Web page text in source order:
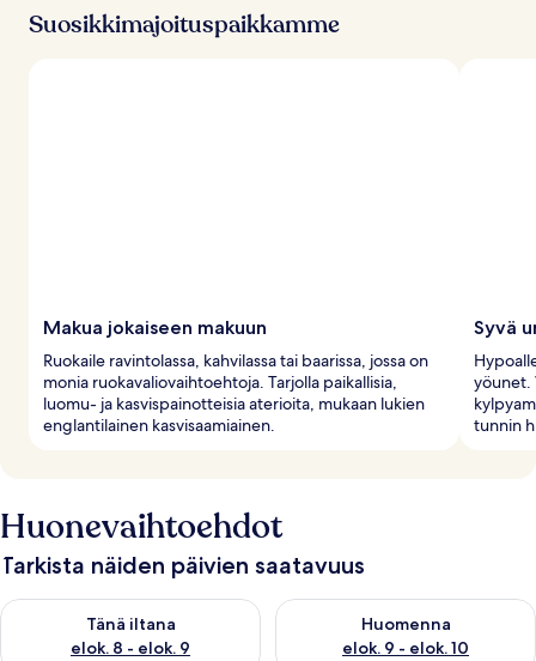
Suosikkimajoituspaikkamme
Makua jokaiseen makuun
Ruokaile ravintolassa, kahvilassa tai baarissa, jossa on
monia ruokavaliovaihtoehtoja. Tarjolla paikallisia,
luomu- ja kasvispainotteisia aterioita, mukaan lukien
englantilainen kasvisaamiainen.
Syvä
yöunet.
tunnin
Huonevaihtoehdot
Tarkista näiden päivien saatavuus
Tänä iltana
elok. 8 - elok. 9
Tarkista tämän illan saatavuus elok. 8 - elok. 9
Huomenna
elok. 9 - elok. 10
Tarkista huomisen saatavuus